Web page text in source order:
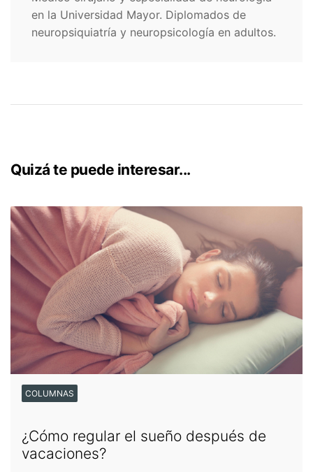
en la Universidad Mayor. Diplomados de
neuropsiquiatría y neuropsicología en adultos.
Quizá te puede interesar...
COLUMNAS
¿Cómo regular el sueño después de
vacaciones?